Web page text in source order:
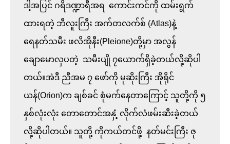
ဒါ့အပြင် ဂရိဒဏ္ဍာရီအရ  ကောင်းကင်ကို ထမ်းရွက်
ထားရတဲ့ ဘီလူးကြီး အက်တလက်စ် (Atlas)နဲ့
ရေနတ်သမီး ဖလိအိုနီး(Pleione)တို့မှာ အလွန်
ချောမောလှပတဲ့  သမီးပျို ၇ယောက်ရှိခဲ့တယ်လို့ဆိုပါ
တယ်။အဲဒီ ညီအမ ၇ ဖော်ကို မုဆိုးကြီး အိုရိုင်
ယန်(Orion)က ချစ်ခင် စုံမက်နေတာကြောင့် သူတို့ကို ၅
နှစ်လုံးလုံး တောတောင်အနှံ့ လိုက်လံဖမ်းဆီးခဲ့တယ်
လို့ဆိုပါတယ်။ သူတို့ ကိုကယ်တင်ဖို့  နတ်မင်းကြီး ဇု